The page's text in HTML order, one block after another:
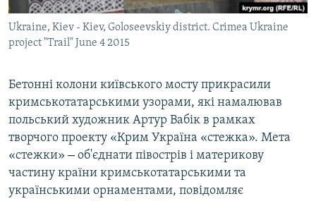
СВІДЧЕННЯ ОКУПАЦІЇ
УКРАЇНСЬКА ПРОБЛЕМА КРИМУ
Qırımtatar
Усі сайти RFE/RL
Ukraine, Kiev - Kiev, Goloseevskiy district. Crimea Ukraine
project "Trail" June 4 2015
Бетонні колони київського мосту прикрасили
кримськотатарськими узорами, які намалював
польський художник Артур Вабік в рамках
творчого проекту «Крим Україна «стежка». Мета
«стежки» ​ – об'єднати півострів і материкову
частину країни кримськотатарськими та
українськими орнаментами, повідомляє